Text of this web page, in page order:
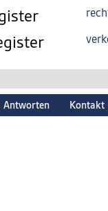
Antworten Kontakt